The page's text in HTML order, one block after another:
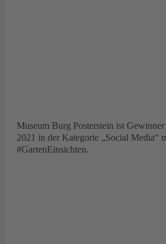
Museum Burg Posterstein ist Gewinner
2021 in der Kategorie „Social Media“
#GartenEinsichten.